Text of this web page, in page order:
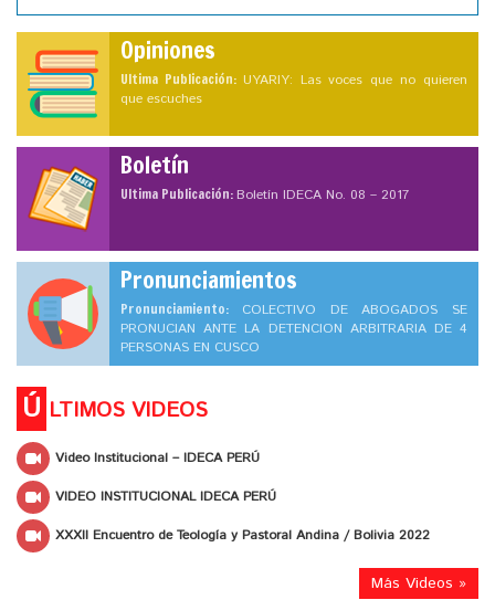
Opiniones
Ultima Publicación: UYARIY: Las voces que no quieren
que escuches
Boletín
Ultima Publicación:Boletín IDECA No. 08 – 2017
Pronunciamientos
Pronunciamiento: COLECTIVO DE ABOGADOS SE
PRONUCIAN ANTE LA DETENCION ARBITRARIA DE 4
PERSONAS EN CUSCO
Ú LTIMOS VIDEOS
Video Institucional – IDECA PERÚ
VIDEO INSTITUCIONAL IDECA PERÚ
XXXII Encuentro de Teología y Pastoral Andina / Bolivia 2022
Más Videos »